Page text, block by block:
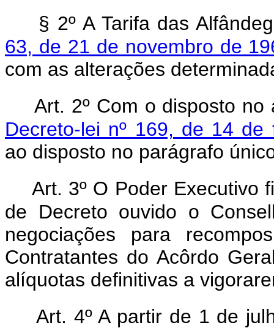
§ 2º A Tarifa das
63, de 21 de novembro de
com as alterações
Art. 2º Com o disposto
Decreto-lei nº 169, de 14 de
ao disposto no parágrafo
Art. 3º O Poder Executivo
de Decreto ouvido o
negociações para
Contratantes do Acôrdo
alíquotas definitivas a
Art. 4º A partir de 1 de